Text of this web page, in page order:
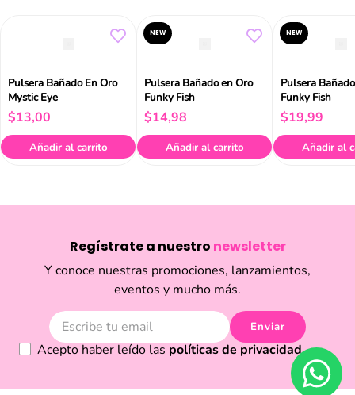
Pulsera Bañado En Oro
Mystic Eye
$13,00
Añadir al carrito
NEW
Pulsera Bañado en Oro
Funky Fish
$14,98
Añadir al carrito
NEW
Pulsera
Funky Fish
$19,99
Añadir al
Regístrate a nuestro newsletter
Y conoce nuestras promociones, lanzamientos,
eventos y mucho más.
Enviar
Acepto haber leído las políticas de privacidad.